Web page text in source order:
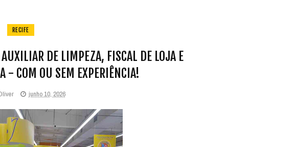
RECIFE
AUXILIAR DE LIMPEZA, FISCAL DE LOJA E
- COM OU SEM EXPERIÊNCIA!
junho 10, 2026